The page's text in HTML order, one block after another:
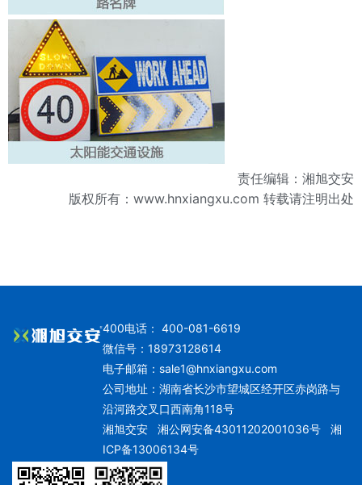
责任编辑：湘旭交安
版权所有： www.hnxiangxu.com 转载请注明出处
400电话： 400-081-6619
微信号：18973128614
电子邮箱： sale1@hnxiangxu.com
公司地址：湖南省长沙市望城区经开区赤岗路与
沿河路交叉口西南角118号
湘旭交安湘公网安备43011202001036号
湘
ICP备13006134号